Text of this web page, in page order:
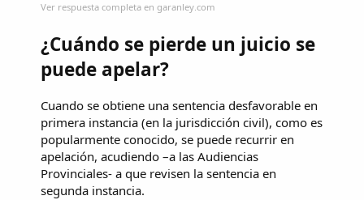
Ver respuesta completa en garanley.com
¿Cuándo se pierde un juicio se
puede apelar?
Cuando se obtiene una sentencia desfavorable en
primera instancia (en la jurisdicción civil), como es
popularmente conocido, se puede recurrir en
apelación, acudiendo –a las Audiencias
Provinciales- a que revisen la sentencia en
segunda instancia.